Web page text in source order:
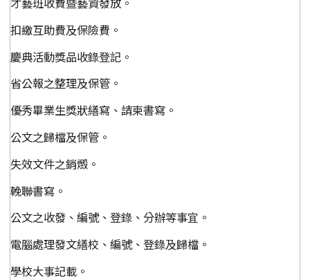
扣繳互助費及保險費。
慶典活動獎品收錄登記。
省公報之整理及保管。
優秀畢業生獎狀繕寫、請柬書寫。
公文之歸檔及保管。
失效文件之銷燬。
輓聯書寫。
公文之收發、編號、登錄、分辦等事宜。
電腦處理發文繕校、編號、登錄及歸檔。
學校大事記載。